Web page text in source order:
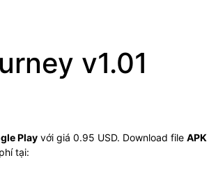
v1.01
Play với giá 0.95 USD. Download file APK
tại: